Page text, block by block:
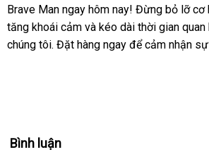
Brave Man ngay hôm nay! Đừng bỏ lỡ
tăng khoái cảm và kéo dài thời gian
chúng tôi. Đặt hàng ngay để cảm nhận
Bình luận